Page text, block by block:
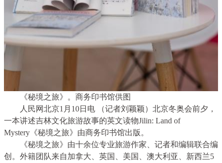
《秘境之旅》。商务印书馆供图
人民网北京1月10日电 （记者刘颖颖）北京冬奥会前夕，
一本讲述吉林文化旅游故事的英文读物Jilin: Land of
Mystery《秘境之旅》由商务印书馆出版。
《秘境之旅》由十余位专业旅游作家、记者和编辑联合编
创。外籍团队来自加拿大、英国、美国、澳大利亚、新西兰5